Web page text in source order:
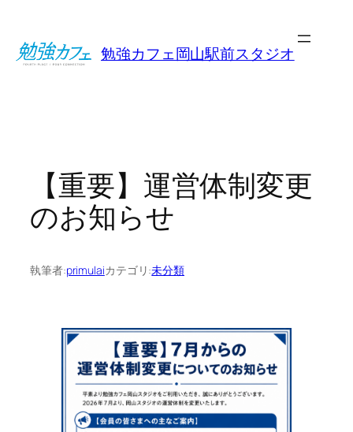
を
勉強カフェ岡山駅前スタジオ
【重要】運営体制変更
のお知らせ
執筆者:primulaiカテゴリ:未分類